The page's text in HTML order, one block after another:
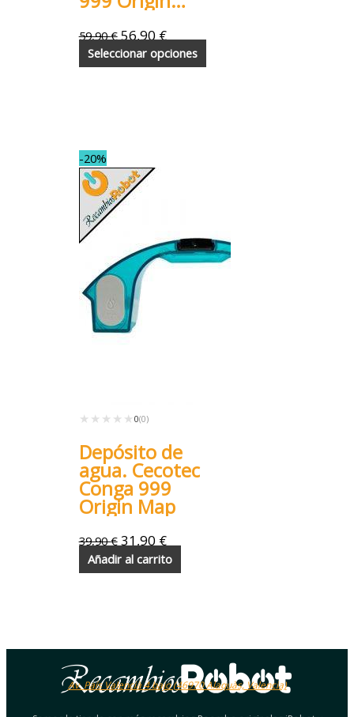
59,90€ 56,90 €
Seleccionar opciones
-20%
★★★★★
★★★★★ 0(0)
Depósito de
agua. Cecotec
Conga 999
Origin Map
39,90€ 31,90 €
Añadir al carrito
Av. País Valencià 4 bajo (46970 Alaquàs, Valencia)